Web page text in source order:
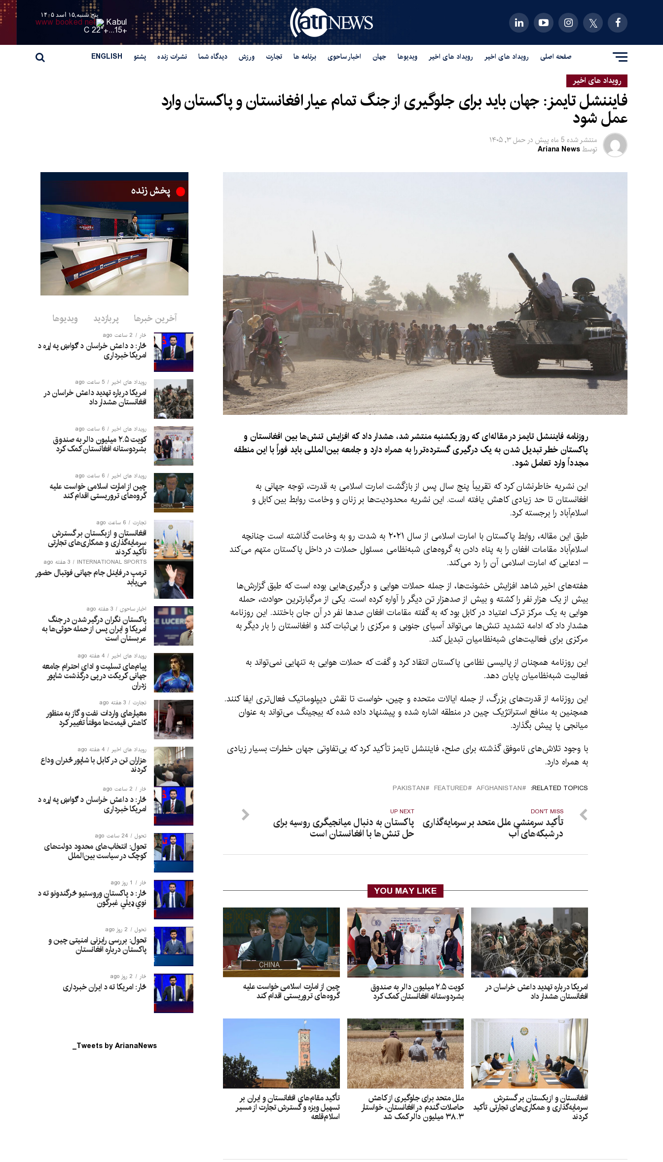
پنج شنبه,۱۵ اسد ۱۴۰۵
Kabul
+
15...
+
22° C
صفحه اصلی رویداد های اخیر رویداد های اخیر ویدیوها جهان اخبار ساحوی برنامه ها تجارت ورزش دیدگاه شما نشرات زنده پشتو ENGLISH
رویداد های اخیر
فایننشل تایمز: جهان باید برای جلوگیری از جنگ تمام عیار افغانستان و پاکستان وارد
عمل شود
منتشر شده 5 ماه پیش در حمل ۳, ۱۴۰۵
توسطAriana News
روزنامه فایننشل تایمز در مقاله‌ای که روز یکشنبه منتشر شد، هشدار داد که افزایش تنش‌ها بین افغانستان و
پاکستان خطر تبدیل شدن به یک درگیری گسترده‌تر را به همراه دارد و جامعه بین‌المللی باید فوراً با این منطقه
مجدداً وارد تعامل شود.
این نشریه خاطرنشان کرد که تقریباً پنج سال پس از بازگشت امارت اسلامی به قدرت، توجه جهانی به
افغانستان تا حد زیادی کاهش یافته است. این نشریه محدودیت‌ها بر زنان و وخامت روابط بین کابل و
اسلام‌آباد را برجسته کرد.
طبق این مقاله، روابط پاکستان با امارت اسلامی از سال ۲۰۲۱ به شدت رو به وخامت گذاشته است چنانچه
اسلام‌آباد مقامات افغان را به پناه دادن به گروه‌های شبه‌نظامی مسئول حملات در داخل پاکستان متهم می‌کند
– ادعایی که امارت اسلامی آن را رد می‌کند.
هفته‌های اخیر شاهد افزایش خشونت‌ها، از جمله حملات هوایی و درگیری‌هایی بوده است که طبق گزارش‌ها
بیش از یک هزار نفر را کشته و بیش از صدهزار تن دیگر را آواره کرده است. یکی از مرگبارترین حوادث، حمله
هوایی به یک مرکز ترک اعتیاد در کابل بود که به گفته مقامات افغان صدها نفر در آن جان باختند. این روزنامه
هشدار داد که ادامه تشدید تنش‌ها می‌تواند آسیای جنوبی و مرکزی را بی‌ثبات کند و افغانستان را بار دیگر به
مرکزی برای فعالیت‌های شبه‌نظامیان تبدیل کند.
این روزنامه همچنان از پالیسی نظامی پاکستان انتقاد کرد و گفت که حملات هوایی به تنهایی نمی‌تواند به
فعالیت شبه‌نظامیان پایان دهد.
این روزنامه از قدرت‌های بزرگ، از جمله ایالات متحده و چین، خواست تا نقش دیپلوماتیک فعال‌تری ایفا کنند.
همچنین به منافع استراتژیک چین در منطقه اشاره شده و پیشنهاد داده شده که بیجینگ می‌تواند به عنوان
میانجی پا پیش بگذارد.
با وجود تلاش‌های ناموفق گذشته برای صلح، فایننشل تایمز تأکید کرد که بی‌تفاوتی جهان خطرات بسیار زیادی
به همراه دارد.
RELATED TOPICS:
AFGHANISTAN
FEATURED
PAKISTAN
UP NEXT
پاکستان به دنبال میانجیگری روسیه برای
حل تنش‌ها با افغانستان است
DON'T MISS
تأکید سرمنشی ملل متحد بر سرمایه‌گذاری
در شبکه‌های آب
YOU MAY LIKE
امریکا درباره تهدید داعش خراسان در
افغانستان هشدار داد
کویت ۲.۵ میلیون دالر به صندوق
بشردوستانه افغانستان کمک کرد
چین از امارت اسلامی خواست علیه
گروه‌های تروریستی اقدام کند
افغانستان و ازبکستان بر گسترش
سرمایه‌گذاری و همکاری‌های تجارتی تأکید
کردند
ملل متحد برای جلوگیری از کاهش
حاصلات گندم در افغانستان، خواستار
۳۸.۳ میلیون دالر کمک شد
تأکید مقام‌های افغانستان و ایران بر
تسهیل ویزه و گسترش تجارت از مسیر
اسلام‌قلعه
آخرین خبرها پربازدید ویدیوها
څار 2 ساعت ago
څار: د داعش خراسان د ګواښ په اړه د
امریکا خبرداری
رویداد های اخیر 5 ساعت ago
امریکا درباره تهدید داعش خراسان در
افغانستان هشدار داد
رویداد های اخیر 6 ساعت ago
کویت ۲.۵ میلیون دالر به صندوق
بشردوستانه افغانستان کمک کرد
رویداد های اخیر 6 ساعت ago
چین از امارت اسلامی خواست علیه
گروه‌های تروریستی اقدام کند
تجارت 6 ساعت ago
افغانستان و ازبکستان بر گسترش
سرمایه‌گذاری و همکاری‌های تجارتی
تأکید کردند
INTERNATIONAL SPORTS 3 هفته ago
ترمپ در فاینل جام جهانی فوتبال حضور
می‌یابد
اخبار ساحوی 3 هفته ago
پاکستان نگران درگیر شدن در جنگ
امریکا و ایران پس از حمله حوثی‌ها به
عربستان است
رویداد های اخیر 4 هفته ago
پیام‌های تسلیت و ادای احترام جامعه
جهانی کریکت در پی درگذشت شاپور
زدران
تجارت 3 هفته ago
معیارهای واردات نفت و گاز به منظور
کاهش قیمت‌ها موقتاً تغییر کرد
رویداد های اخیر 4 هفته ago
هزاران تن در کابل با شاپور ځدران وداع
کردند
څار 2 ساعت ago
څار: د داعش خراسان د ګواښ په اړه د
امریکا خبرداری
تحول 24 ساعت ago
تحول: انتخاب‌های محدود دولت‌های
کوچک در سیاست بین‌الملل
څار 1 روز ago
څار: د پاکستان وروستیو څرگندونو ته د
نوي ډیلي غبرگون
تحول 2 روز ago
تحول: بررسی رایزنی امنیتی چین و
پاکستان درباره افغانستان
څار 2 روز ago
څار: امریکا ته د ایران خبرداری
Tweets by ArianaNews_